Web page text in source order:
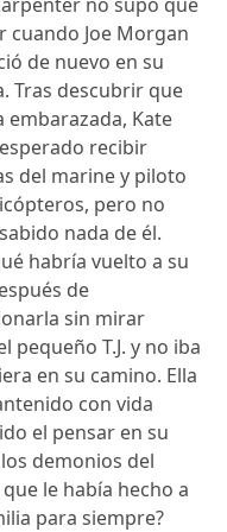
cuando Joe Morgan
de nuevo en su
Tras descubrir que
embarazada, Kate
recibir
del marine y piloto
pero no
nada de él.
habría vuelto a su
de
sin mirar
pequeño T.J. y no iba
en su camino. Ella
con vida
el pensar en su
demonios del
le había hecho a
para siempre?